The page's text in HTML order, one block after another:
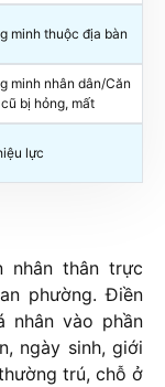
minh thuộc địa bàn
minh nhân dân/Căn
bị hỏng, mất
lực
nhân thân trực
phường. Điền
nhân vào phần
ngày sinh, giới
trú, chỗ ở